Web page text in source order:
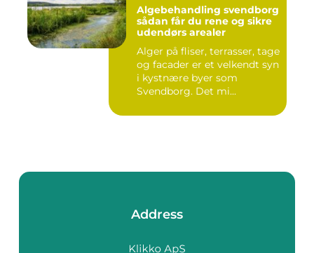
Algebehandling svendborg
sådan får du rene og sikre
udendørs arealer
Alger på fliser, terrasser, tage
og facader er et velkendt syn
i kystnære byer som
Svendborg. Det mi...
Address